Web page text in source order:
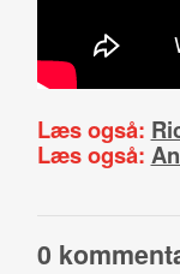
Læs også:
Læs også:
0